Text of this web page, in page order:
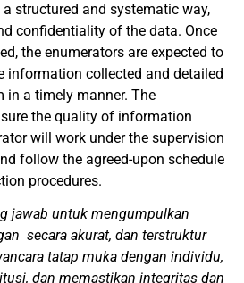
structured and systematic way,
confidentiality of the data. Once
the enumerators are expected to
information collected and detailed
in a timely manner. The
the quality of information
will work under the supervision
follow the agreed-upon schedule
procedures.
jawab untuk mengumpulkan
secara akurat, dan terstruktur
tatap muka dengan individu,
dan memastikan integritas dan